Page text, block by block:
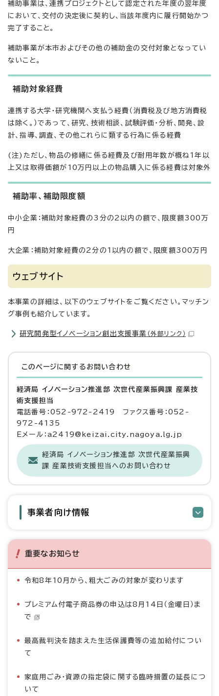
補助事業は、連携プロジェクトとして認定された年度の翌年度
において、交付の決定後に契約し、当該年度内に履行開始かつ
完了すること。
補助事業が本市およびその他の補助金の交付対象となってい
ないこと。
補助対象経費
連携する大学・研究機関へ支払う経費（消費税及び地方消費税
は除く。）であって、研究、技術相談、試験評価・分析、開発、設
計、指導、調査、その他これらに類する行為に係る経費
(注)ただし、物品の修繕に係る経費及び耐用年数が概ね1年以
上又は取得価額が10万円以上の物品購入に係る経費は対象外
補助率、補助限度額
中小企業：補助対象経費の3分の2以内の額で、限度額300万
円
大企業：補助対象経費の2分の1以内の額で、限度額300万円
ウェブサイト
本事業の詳細は、以下のウェブサイトをご覧ください。マッチン
グ事例も紹介しています。
研究開発型イノベーション創出支援事業 （外部リンク）
このページに関する お問い合わせ
経済局 イノベーション推進部 次世代産業振興課 産業技
術支援担当
電話番号：052-972-2419 ファクス番号：052-
972-4135
Eメール：a2419@keizai.city.nagoya.lg.jp
経済局 イノベーション推進部 次世代産業振興
課 産業技術支援担当へのお問い合わせ
事業者向け情報
重要なお知らせ
令和8年10月から、粗大ごみの対象が変わります
プレミアム付電子商品券の申込は8月14日（金曜日）ま
で
最高裁判決を踏まえた生活保護費等の追加給付につい
て
家庭用ごみ・資源の指定袋に関する臨時措置の延長につ
いて